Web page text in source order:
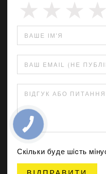
ВАШЕ ІМ'Я
ВАШ EMAIL (НЕ
ВІДГУК АБО ПИТАННЯ
Скільки буде шicть